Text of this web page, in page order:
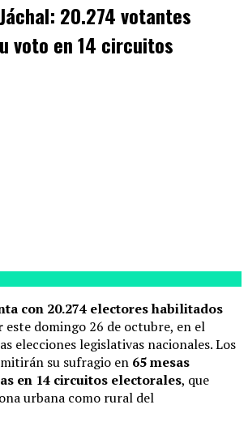
20.274 votantes
voto en 14 circuitos
con 20.274 electores habilitados
este domingo 26 de octubre, en el
elecciones legislativas nacionales. Los
su sufragio en 65 mesas
en 14 circuitos electorales, que
urbana como rural del